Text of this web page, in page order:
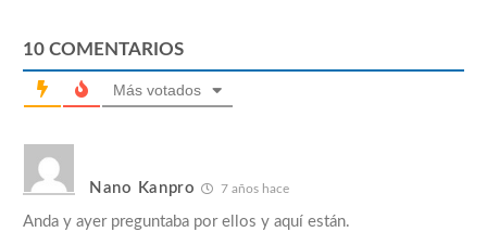
10 COMENTARIOS
Más votados
Nano Kanpro 7 años hace
Anda y ayer preguntaba por ellos y aquí están.